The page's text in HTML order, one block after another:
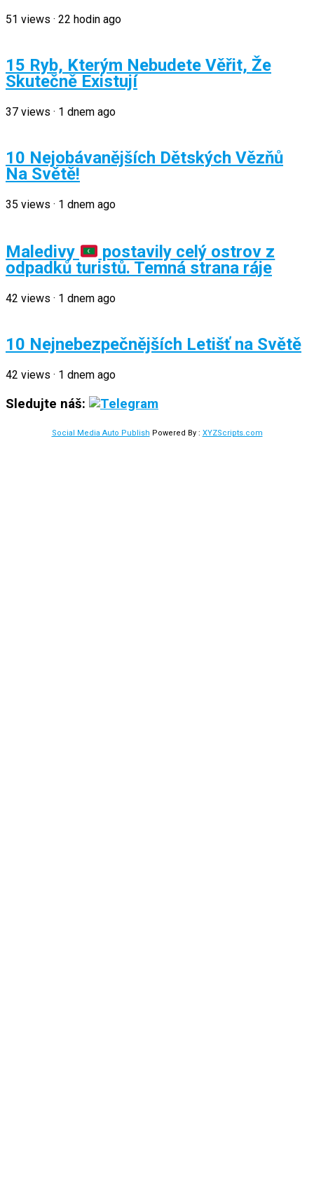
51 views · 22 hodin ago
15 Ryb, Kterým Nebudete Věřit, Že
Skutečně Existují
37 views · 1 dnem ago
10 Nejobávanějších Dětských Vězňů
Na Světě!
35 views · 1 dnem ago
Maledivy
postavily celý ostrov z
odpadků turistů. Temná strana ráje
42 views · 1 dnem ago
10 Nejnebezpečnějších Letišť na Světě
42 views · 1 dnem ago
Sledujte náš:
Social Media Auto Publish Powered By : XYZScripts.com